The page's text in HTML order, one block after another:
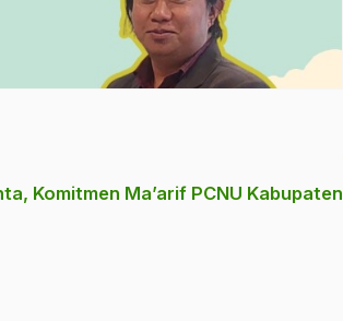
Komitmen Ma’arif PCNU Kabupaten